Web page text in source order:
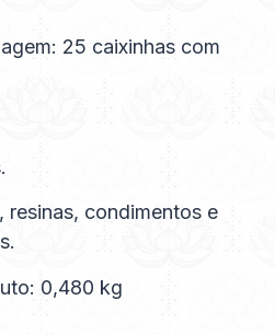
25 caixinhas com
resinas, condimentos e
0,480 kg